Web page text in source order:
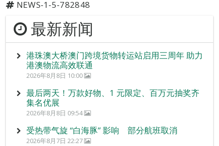
NEWS-1-5-782848
最新新闻
港珠澳大桥澳门跨境货物转运站启用三周年 助力
港澳物流高效联通
2026年8月8日 10:00
最后两天！万款好物、1 元限定、百万元抽奖齐
集名优展
2026年8月8日 09:54
受热带气旋 “白海豚” 影响 部分航班取消
2026年8月7日 22:27